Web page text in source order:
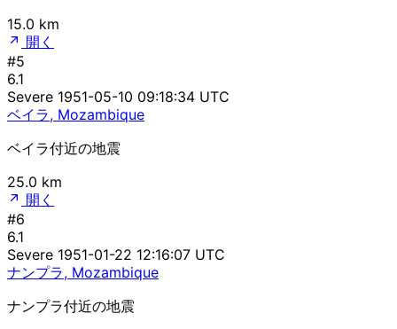
15.0 km
開く
#5
6.1
Severe 1951-05-10 09:18:34 UTC
ベイラ, Mozambique
ベイラ付近の地震
25.0 km
開く
#6
6.1
Severe 1951-01-22 12:16:07 UTC
ナンプラ, Mozambique
ナンプラ付近の地震